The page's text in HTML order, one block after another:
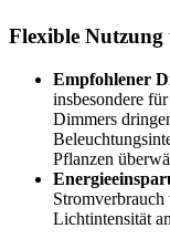
Flexible Nutzung
Empfohlener
insbesondere
Dimmers
Pflanzen
Lichtintensität